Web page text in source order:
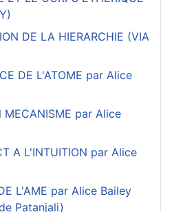
DE LA HIERARCHIE (VIA
DE L'ATOME par Alice
MECANISME par Alice
A L'INTUITION par Alice
L'AME par Alice Bailey
Patanjali)